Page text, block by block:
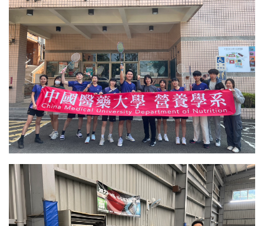
招生訊息(link is external)
Open
未來學生
Open
學生專區
校友專區
相關連結
English